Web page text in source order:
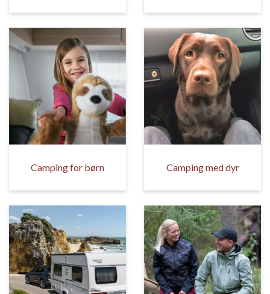
Camping for børn Camping med dyr